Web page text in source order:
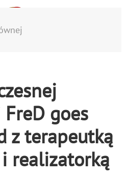
goes
z terapeutką
realizatorką